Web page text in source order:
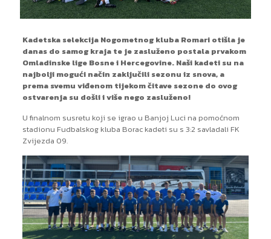
Kadetska selekcija Nogometnog kluba Romari otišla je
danas do samog kraja te je zasluženo postala prvakom
Omladinske lige Bosne i Hercegovine. Naši kadeti su na
najbolji mogući način zaključili sezonu iz snova, a
prema svemu viđenom tijekom čitave sezone do ovog
ostvarenja su došli i više nego zasluženo!
U finalnom susretu koji se igrao u Banjoj Luci na pomoćnom
stadionu Fudbalskog kluba Borac kadeti su s 3:2 savladali FK
Zvijezda 09.